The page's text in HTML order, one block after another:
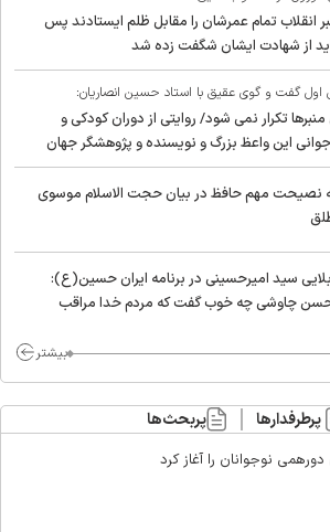
انقلاب تمام عمرشان را مقابل ظلم ایستادند پس
از شهادت ایشان شگفت زده شد
گفت و گوی عقیق با استاد حسین انصاریان:
تکرار نمی شود/ روایتی از دوران کودکی و
این واعظ بزرگ و نویسنده و پژوهشگر جهان
مهم حافظ در بیان حجت الاسلام موسوی
سید امیر‌حسینی در برنامه ایران حسین(ع):
چاوشی چه خوب گفت که مردم خدا مراقب
بیشتر
پربحث‌ها
نوجوانان را آغاز کرد